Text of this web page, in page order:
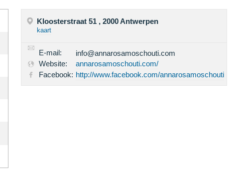
Kloosterstraat 51 , 2000 Antwerpen
kaart
E-mail:
info@annarosamoschouti.com
Website:
annarosamoschouti.com/
Facebook: http://www.facebook.com/annarosamoschouti